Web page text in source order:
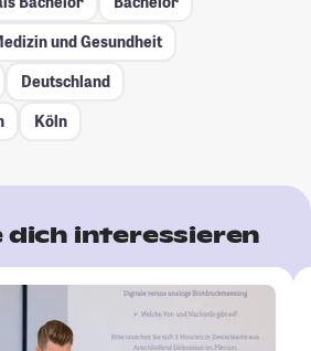
und Gesundheit
Deutschland
Köln
dich interessieren